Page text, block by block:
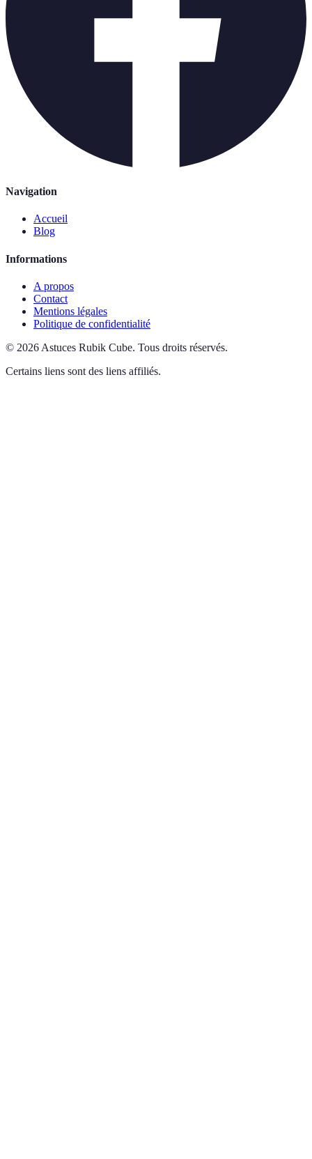
Navigation
Accueil
Blog
Informations
A propos
Contact
Mentions légales
Politique de confidentialité
© 2026 Astuces Rubik Cube. Tous droits réservés.
Certains liens sont des liens affiliés.